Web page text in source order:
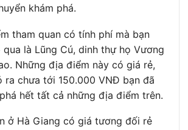
khám phá.
tham quan có tính phí mà bạn
là Lũng Cú, dinh thự họ Vương
Những địa điểm này có giá rẻ,
ra chưa tới 150.000 VNĐ bạn đã
hết tất cả những địa điểm trên.
ở Hà Giang có giá tương đối rẻ